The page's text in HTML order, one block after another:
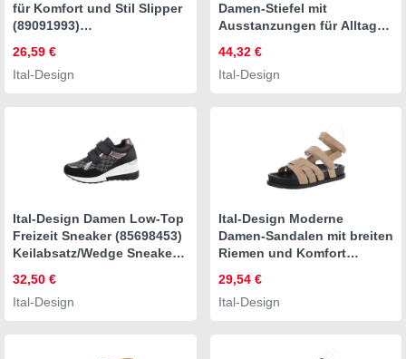
für Komfort und Stil Slipper
(89091993)
Mokassins in Weiß
26,59 €
Ital-Design
Damen-Stiefel mit
Ausstanzungen für Alltag
(91117008) Blockabsatz
Stiefel in Braun
44,32 €
Ital-Design
Ital-Design Damen Low-Top
Freizeit Sneaker (85698453)
Keilabsatz/Wedge Sneakers
32,50 €
Ital-Design
Ital-Design Moderne
Damen-Sandalen mit breiten
Riemen und Komfort
(89372711) Flach
Riemchensandalen in
29,54 €
Ital-Design